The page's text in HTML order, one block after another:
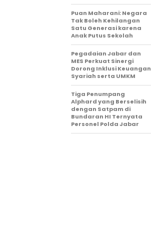
Puan Maharani: Negara
Tak Boleh Kehilangan
Satu Generasi karena
Anak Putus Sekolah
Pegadaian Jabar dan
MES Perkuat Sinergi
Dorong Inklusi Keuangan
Syariah serta UMKM
Tiga Penumpang
Alphard yang Berselisih
dengan Satpam di
Bundaran HI Ternyata
Personel Polda Jabar